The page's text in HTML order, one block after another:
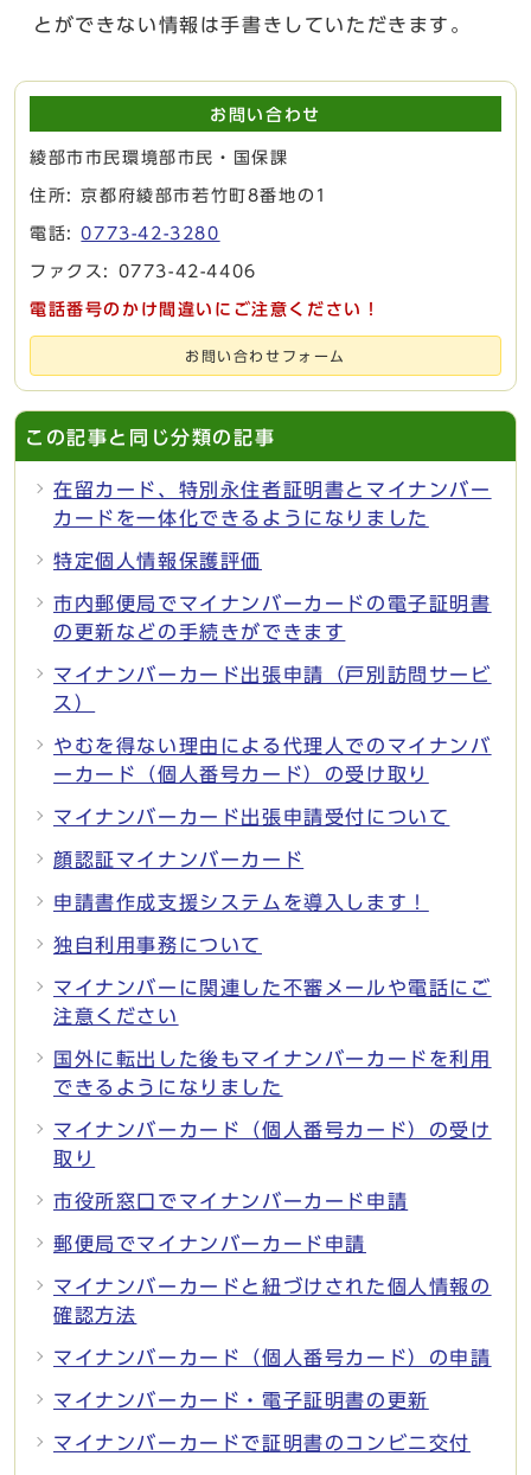
とができない情報は手書きしていただきます。
お問い合わせ
綾部市市民環境部市民・国保課
住所: 京都府綾部市若竹町8番地の1
電話:0773-42-3280
ファクス: 0773-42-4406
電話番号のかけ間違いにご注意ください！
お問い合わせフォーム
この記事と同じ分類の記事
在留カード、特別永住者証明書とマイナンバー
カードを一体化できるようになりました
特定個人情報保護評価
市内郵便局でマイナンバーカードの電子証明書
の更新などの手続きができます
マイナンバーカード出張申請（戸別訪問サービ
ス）
やむを得ない理由による代理人でのマイナンバ
ーカード（個人番号カード）の受け取り
マイナンバーカード出張申請受付について
顔認証マイナンバーカード
申請書作成支援システムを導入します！
独自利用事務について
マイナンバーに関連した不審メールや電話にご
注意ください
国外に転出した後もマイナンバーカードを利用
できるようになりました
マイナンバーカード（個人番号カード）の受け
取り
市役所窓口でマイナンバーカード申請
郵便局でマイナンバーカード申請
マイナンバーカードと紐づけされた個人情報の
確認方法
マイナンバーカード（個人番号カード）の申請
マイナンバーカード・電子証明書の更新
マイナンバーカードで証明書のコンビニ交付